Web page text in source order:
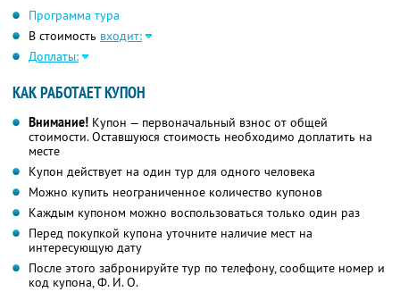
Программа тура
В стоимость входит:
Доплаты:
КАК РАБОТАЕТ КУПОН
Внимание! Купон — первоначальный взнос от общей
стоимости. Оставшуюся стоимость необходимо доплатить на
месте
Купон действует на один тур для одного человека
Можно купить неограниченное количество купонов
Каждым купоном можно воспользоваться только один раз
Перед покупкой купона уточните наличие мест на
интересующую дату
После этого забронируйте тур по телефону, сообщите номер и
код купона,Ф. И. О.